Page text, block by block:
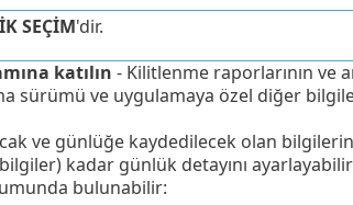
SEÇİM'dir.
katılın - Kilitlenme raporlarının
sürümü ve uygulamaya özel diğer
ve günlüğe kaydedilecek olan
kadar günlük detayını
bulunabilir: